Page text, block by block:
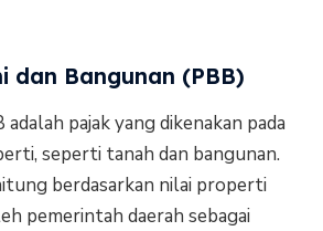
dan Bangunan (PBB)
adalah pajak yang dikenakan pada
seperti tanah dan bangunan.
berdasarkan nilai properti
pemerintah daerah sebagai